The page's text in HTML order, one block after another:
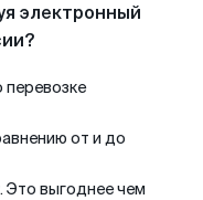
электронный
перевозке
от и до
Это выгоднее чем